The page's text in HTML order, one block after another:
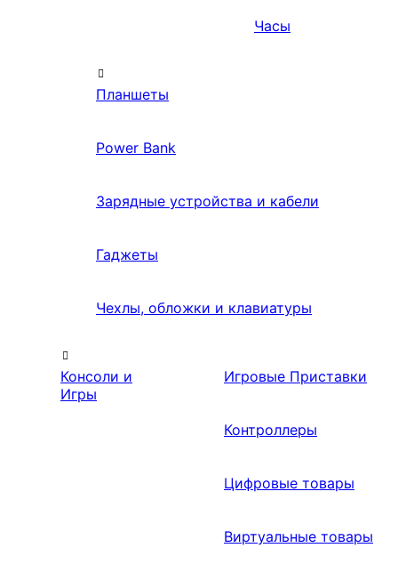
Часы
Планшеты
Power Bank
Зарядные устройства и кабели
Гаджеты
Чехлы, обложки и клавиатуры
Консоли и
Игры
Игровые Приставки
Контроллеры
Цифровые товары
Виртуальные товары